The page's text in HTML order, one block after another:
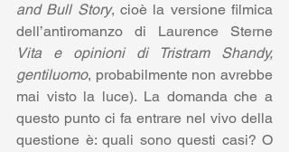
and Bull Story, cioè la versione filmica
Vita e opinioni di Tristram Shandy,
gentiluomo, probabilmente non avrebbe
mai visto la luce). La domanda che a
questo punto ci fa entrare nel vivo della
questione è: quali sono questi casi? O